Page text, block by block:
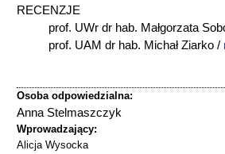
RECENZJE
prof. UWr dr hab. Małgorzata
prof. UAM dr hab. Michał Ziarko /
Osoba odpowiedzialna:
Anna Stelmaszczyk
Wprowadzający:
Alicja Wysocka